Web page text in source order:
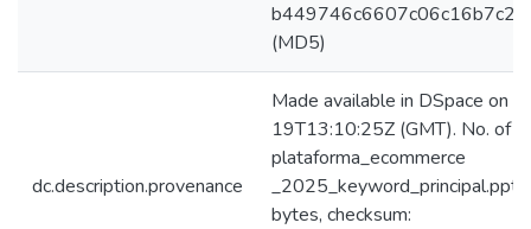
(MD5)
dc.description.provenance
Made available in DSpace on
19T13:10:25Z (GMT). No. of
plataforma_ecommerce
bytes, checksum: